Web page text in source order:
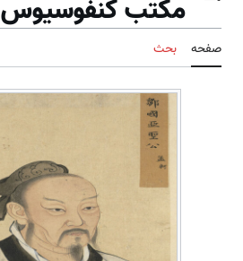
مکتب کنفوسیوس
صفحه بحث